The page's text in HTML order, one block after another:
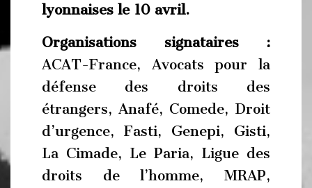
lyonnaises le 10 avril.
Organisations signataires :
ACAT-France, Avocats pour la
défense des droits des
étrangers, Anafé, Comede, Droit
d’urgence, Fasti, Genepi, Gisti,
La Cimade, Le Paria, Ligue des
droits de l’homme, MRAP,